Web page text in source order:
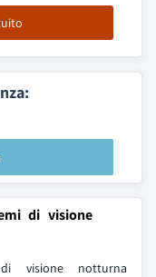
di visione
visione notturna